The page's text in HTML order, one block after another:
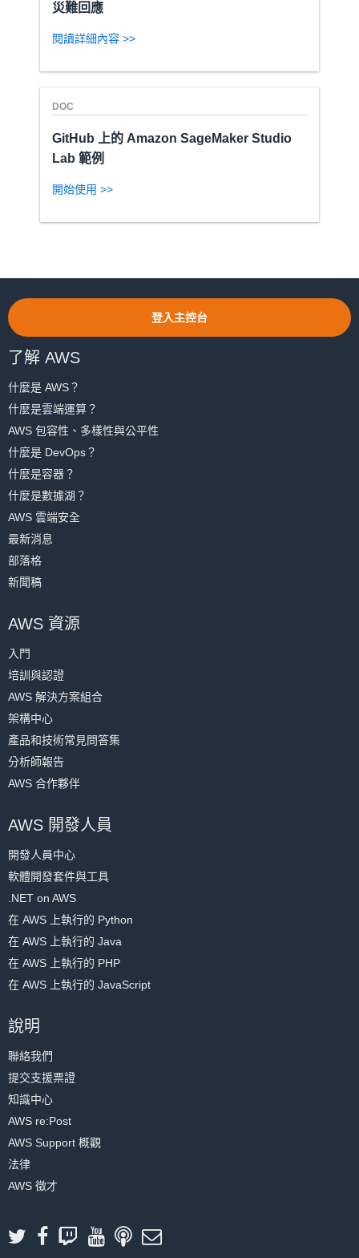
災難回應
閱讀詳細內容 >>
DOC
GitHub 上的 Amazon SageMaker Studio
Lab 範例
開始使用 >>
登入主控台
了解 AWS
什麼是 AWS？
什麼是雲端運算？
AWS 包容性、多樣性與公平性
什麼是 DevOps？
什麼是容器？
什麼是數據湖？
AWS 雲端安全
最新消息
部落格
新聞稿
AWS 資源
入門
培訓與認證
AWS 解決方案組合
架構中心
產品和技術常見問答集
分析師報告
AWS 合作夥伴
AWS 開發人員
開發人員中心
軟體開發套件與工具
.NET on AWS
在 AWS 上執行的 Python
在 AWS 上執行的 Java
在 AWS 上執行的 PHP
在 AWS 上執行的 JavaScript
說明
聯絡我們
提交支援票證
知識中心
AWS re:Post
AWS Support 概觀
法律
AWS 徵才